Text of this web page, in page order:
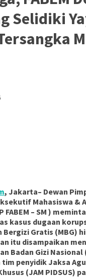
Selidiki
, Jakarta– Dewan
Mahasiswa &
FABEM – SM )
kasus dugaan
Bergizi Gratis (MBG)
itu disampaikan
Badan Gizi Nasional
penyidik Jaksa
(JAM PIDSUS)